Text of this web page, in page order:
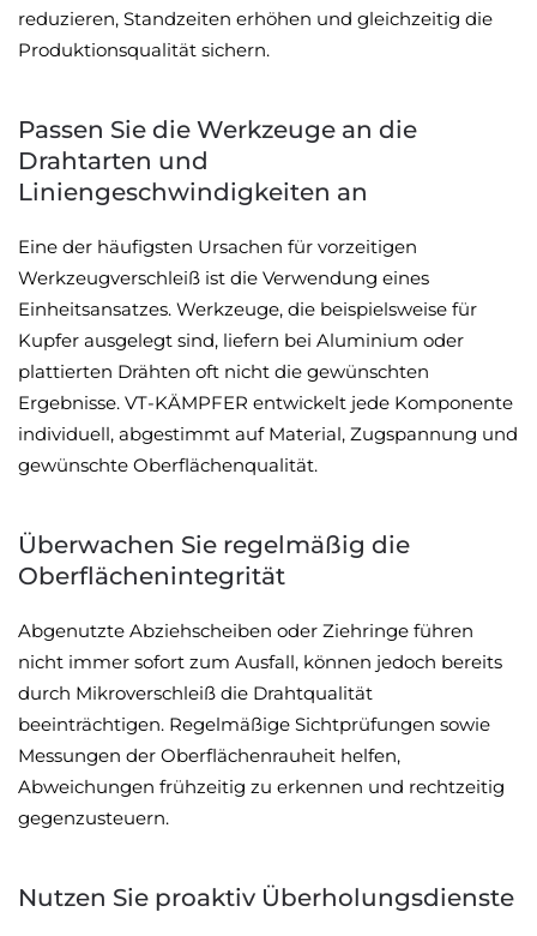
reduzieren, Standzeiten erhöhen und gleichzeitig die
Produktionsqualität sichern.
Passen Sie die Werkzeuge an die
Drahtarten und
Liniengeschwindigkeiten an
Eine der häufigsten Ursachen für vorzeitigen
Werkzeugverschleiß ist die Verwendung eines
Einheitsansatzes. Werkzeuge, die beispielsweise für
Kupfer ausgelegt sind, liefern bei Aluminium oder
plattierten Drähten oft nicht die gewünschten
Ergebnisse. VT-KÄMPFER entwickelt jede Komponente
individuell, abgestimmt auf Material, Zugspannung und
gewünschte Oberflächenqualität.
Überwachen Sie regelmäßig die
Oberflächenintegrität
Abgenutzte Abziehscheiben oder Ziehringe führen
nicht immer sofort zum Ausfall, können jedoch bereits
durch Mikroverschleiß die Drahtqualität
beeinträchtigen. Regelmäßige Sichtprüfungen sowie
Messungen der Oberflächenrauheit helfen,
Abweichungen frühzeitig zu erkennen und rechtzeitig
gegenzusteuern.
Nutzen Sie proaktiv Überholungsdienste